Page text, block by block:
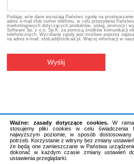
Podając w/w dane wyrażają Państwo zgodę na
adres e-mail i/lub numer telefonu, w celu przesyłania
marketingowych dotyczących produktów, usług, promocji i
Software Sp. z o.o. Sp.K. za pomocą środków komunikacji
telefonicznych. Wycofanie zgody jest możliwe poprzez
na adres e-mail: stolcad@stolcad.pl. Więcej informacji w
Wyślij
Ważne: zasady dotyczące cookies.W
stosujemy pliki cookies w celu świadczenia
najwyższym poziomie, w sposób dostosowany
potrzeb. Korzystanie z witryny bez zmiany
że będą one zamieszczane w Państwa
dokonać w każdym czasie zmiany ustawień
ustawienia przeglądarki.